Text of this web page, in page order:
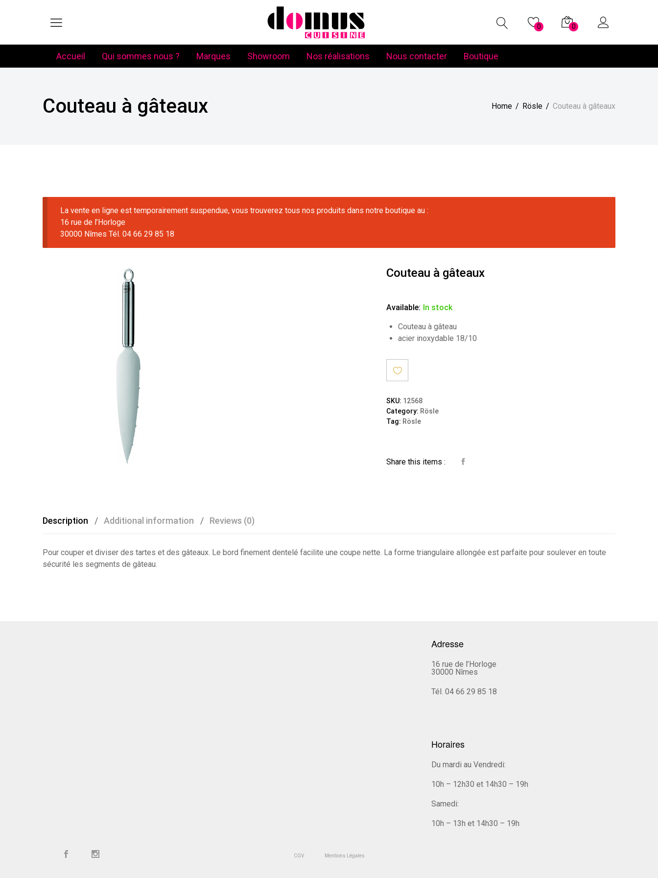
Domus
Cuisine
Création
et
Vente
0 0
Accueil Qui sommes nous ? Marques Showroom Nos réalisations Nous contacter Boutique
Couteau à gâteaux Home Rösle Couteau à gâteaux
La vente en ligne est temporairement suspendue, vous trouverez tous nos produits dans notre boutique au :
16 rue de l’Horloge
30000 Nîmes Tél. 04 66 29 85 18
Couteau à gâteaux
Available: In stock
Couteau à gâteau
acier inoxydable 18/10
er à la
st
SKU: 12568
Category: Rösle
Tag: Rösle
Share this items :
Description Additional information Reviews (0)
Pour couper et diviser des tartes et des gâteaux. Le bord finement dentelé facilite une coupe nette. La forme triangulaire allongée est parfaite pour soulever en toute
sécurité les segments de gâteau.
CGV Mentions Légales
Adresse
16 rue de l’Horloge
30000 Nîmes
Tél. 04 66 29 85 18
Horaires
Du mardi au Vendredi:
10h – 12h30 et 14h30 – 19h
Samedi:
10h – 13h et 14h30 – 19h